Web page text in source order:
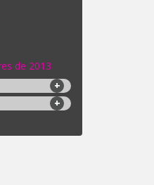
de 2013